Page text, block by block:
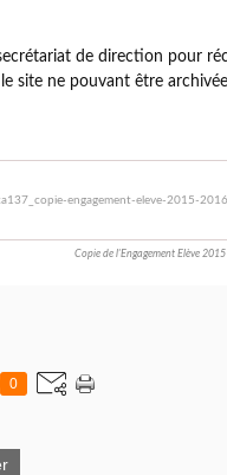
de direction pour
site ne pouvant être
engagement-eleve-2015-2016
Copie de l'Engagement Elève
0